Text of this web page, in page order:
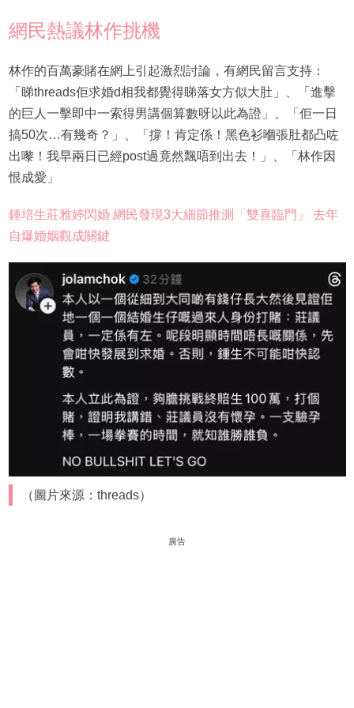
網民熱議林作挑機
林作的百萬豪賭在網上引起激烈討論，有網民留言支持：
「睇threads佢求婚d相我都覺得睇落女方似大肚」、「進擊
的巨人一擊即中一索得男講個算數呀以此為證」、「佢一日
搞50次…有幾奇？」、「撐！肯定係！黑色衫嗰張肚都凸咗
出嚟！我早兩日已經post過竟然飄唔到出去！」、「林作因
恨成愛」
鍾培生莊雅婷閃婚 網民發現3大細節推測「雙喜臨門」 去年
自爆婚姻觀成關鍵
（圖片來源：threads）
廣告